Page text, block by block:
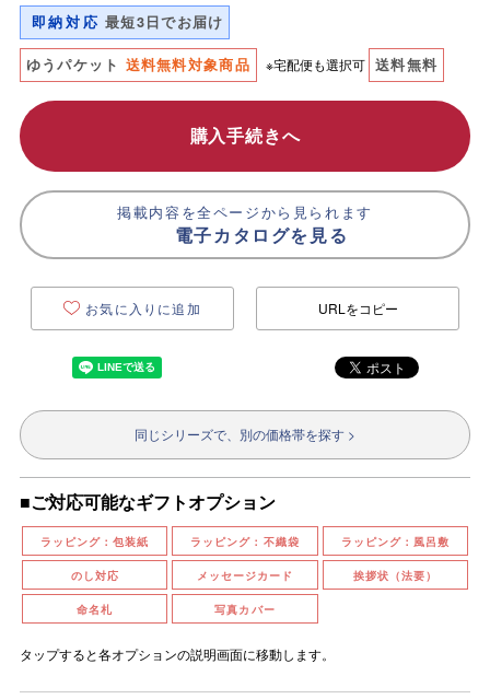
即納対応 最短3日でお届け
ゆうパケット 送料無料対象商品 ※宅配便も選択可 送料無料
購入手続きへ
掲載内容を全ページから見られます
電子カタログを見る
お気に入りに追加 URLをコピー
同じシリーズで、別の価格帯を探す >
■ご対応可能なギフトオプション
ラッピング：包装紙 ラッピング：不織袋 ラッピング：風呂敷
のし対応 メッセージカード 挨拶状（法要）
命名札 写真カバー
タップすると各オプションの説明画面に移動します。